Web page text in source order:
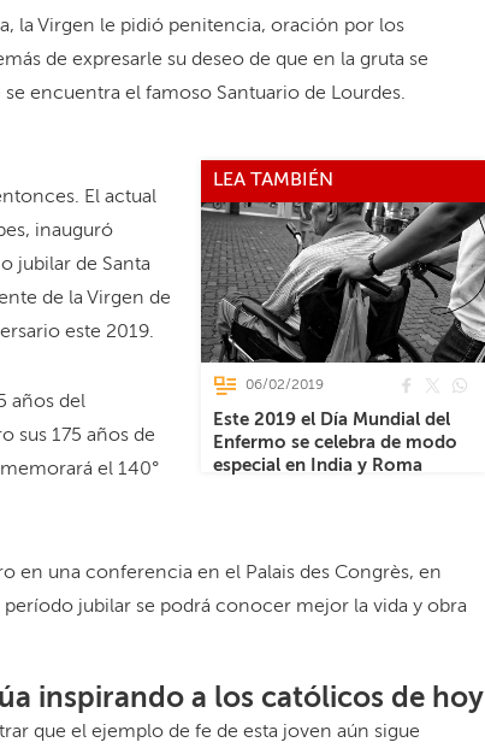
la Virgen le pidió penitencia, oración por los
de expresarle su deseo de que en la gruta se
encuentra el famoso Santuario de Lourdes.
LEA TAMBIÉN
06/02/2019
Este 2019 el Día Mundial del
Enfermo se celebra de modo
especial en India y Roma
El actual
inauguró
jubilar de Santa
de la Virgen de
este 2019.
años del
sus 175 años de
el 140°
en una conferencia en el Palais des Congrès, en
período jubilar se podrá conocer mejor la vida y obra
inspirando a los católicos de hoy
que el ejemplo de fe de esta joven aún sigue